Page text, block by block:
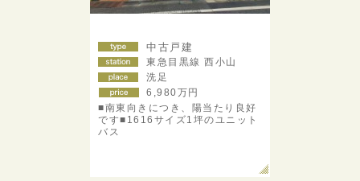
中古戸建
東急目黒線 西小山
洗足
6,980万円
■南東向きにつき、陽当たり良好
です■1616サイズ1坪のユニット
バス